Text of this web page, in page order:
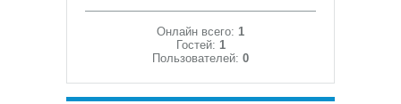
Онлайн всего: 1
Гостей: 1
Пользователей: 0